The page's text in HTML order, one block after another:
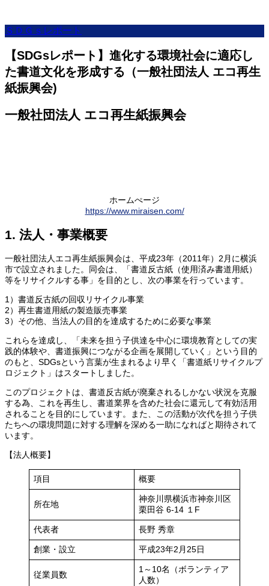
ＳＤＧｓレポート
【SDGsレポート】進化する環境社会に適応し
た書道文化を形成する（一般社団法人 エコ再生
紙振興会)
一般社団法人 エコ再生紙振興会
ホームぺージ
https://www.miraisen.com/
1. 法人・事業概要
一般社団法人エコ再生紙振興会は、平成23年（2011年）2月に横浜
市で設立されました。同会は、「書道反古紙（使用済み書道用紙）
等をリサイクルする事」を目的とし、次の事業を行っています。
1）書道反古紙の回収リサイクル事業
2）再生書道用紙の製造販売事業
3）その他、当法人の目的を達成するために必要な事業
これらを達成し、「未来を担う子供達を中心に環境教育としての実
践的体験や、書道振興につながる企画を展開していく」という目的
のもと、SDGsという言葉が生まれるより早く「書道紙リサイクルプ
ロジェクト」はスタートしました。
このプロジェクトは、書道反古紙が廃棄されるしかない状況を克服
する為、これを再生し、書道業界を含めた社会に還元して有効活用
されることを目的にしています。また、この活動が次代を担う子供
たちへの環境問題に対する理解を深める一助になればと期待されて
います。
【法人概要】
項目 概要
所在地
神奈川県横浜市神奈川区
栗田谷 6-14 １F
代表者 長野 秀章
創業・設立 平成23年2月25日
従業員数
1～10名（ボランティア
人数）